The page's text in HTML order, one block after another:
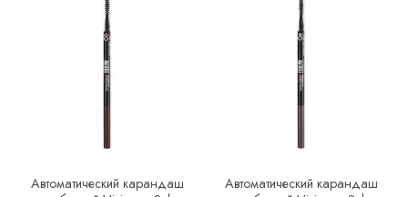
Автоматический карандаш
Автоматический карандаш